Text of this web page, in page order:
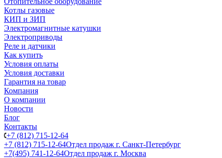
Котлы газовые
КИП и ЗИП
Электромагнитные катушки
Электроприводы
Реле и датчики
Как купить
Условия оплаты
Условия доставки
Гарантия на товар
Компания
О компании
Новости
Блог
Контакты
+7 (812) 715-12-64
+7 (812) 715-12-64Отдел продаж г. Санкт-Петербург
+7(495) 741-12-64Отдел продаж г. Москва